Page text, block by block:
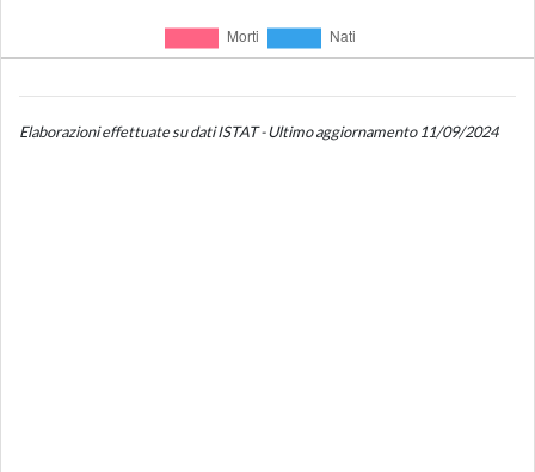
Elaborazioni effettuate su dati ISTAT - Ultimo aggiornamento 11/09/2024